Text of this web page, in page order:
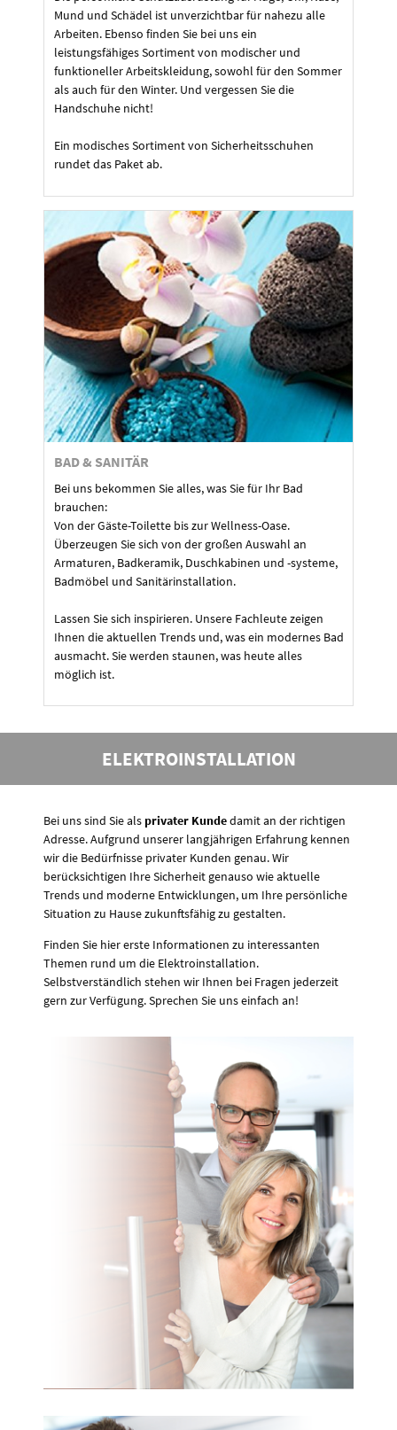
Mund und Schädel ist unverzichtbar für nahezu alle
Arbeiten. Ebenso finden Sie bei uns ein
leistungsfähiges Sortiment von modischer und
funktioneller Arbeitskleidung, sowohl für den Sommer
als auch für den Winter. Und vergessen Sie die
Handschuhe nicht!
Ein modisches Sortiment von Sicherheitsschuhen
rundet das Paket ab.
BAD & SANITÄR
Bei uns bekommen Sie alles, was Sie für Ihr Bad
brauchen:
Von der Gäste-Toilette bis zur Wellness-Oase.
Überzeugen Sie sich von der großen Auswahl an
Armaturen, Badkeramik, Duschkabinen und -systeme,
Badmöbel und Sanitärinstallation.
Lassen Sie sich inspirieren. Unsere Fachleute zeigen
Ihnen die aktuellen Trends und, was ein modernes Bad
ausmacht. Sie werden staunen, was heute alles
möglich ist.
ELEKTROINSTALLATION
Bei uns sind Sie als privater Kundedamit an der richtigen
Adresse. Aufgrund unserer langjährigen Erfahrung kennen
wir die Bedürfnisse privater Kunden genau. Wir
berücksichtigen Ihre Sicherheit genauso wie aktuelle
Trends und moderne Entwicklungen, um Ihre persönliche
Situation zu Hause zukunftsfähig zu gestalten.
Finden Sie hier erste Informationen zu interessanten
Themen rund um die Elektroinstallation.
Selbstverständlich stehen wir Ihnen bei Fragen jederzeit
gern zur Verfügung. Sprechen Sie uns einfach an!